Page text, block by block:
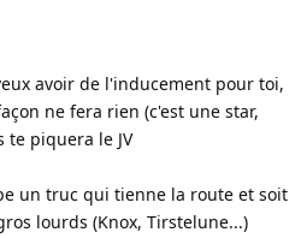
avoir de l'inducement pour toi,
ne fera rien (c'est une star,
te piquera le JV
un truc qui tienne la route et soit
lourds (Knox, Tirstelune...)